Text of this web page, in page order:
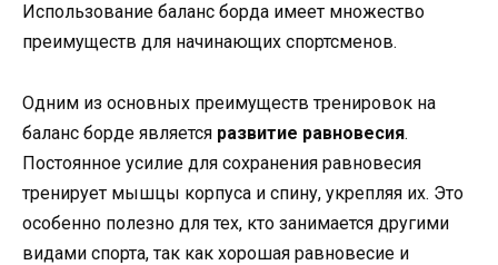
Использование баланс борда имеет множество
преимуществ для начинающих спортсменов.
Одним из основных преимуществ тренировок на
баланс борде является развитие равновесия.
Постоянное усилие для сохранения равновесия
тренирует мышцы корпуса и спину, укрепляя их. Это
особенно полезно для тех, кто занимается другими
видами спорта, так как хорошая равновесие и